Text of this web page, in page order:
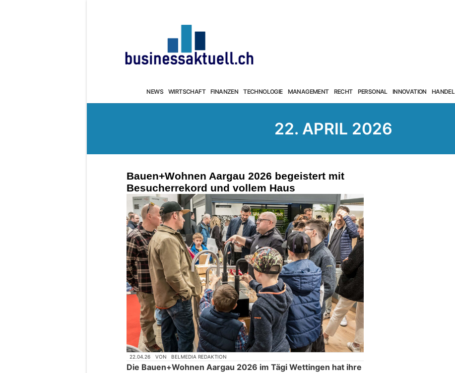
NEWS WIRTSCHAFT FINANZEN TECHNOLOGIE MANAGEMENT RECHT PERSONAL INNOVATION HANDEL
22. APRIL 2026
Bauen+Wohnen Aargau 2026 begeistert mit
Besucherrekord und vollem Haus
22.04.26 VON BELMEDIA REDAKTION
Die Bauen+Wohnen Aargau 2026 im Tägi Wettingen hat ihre